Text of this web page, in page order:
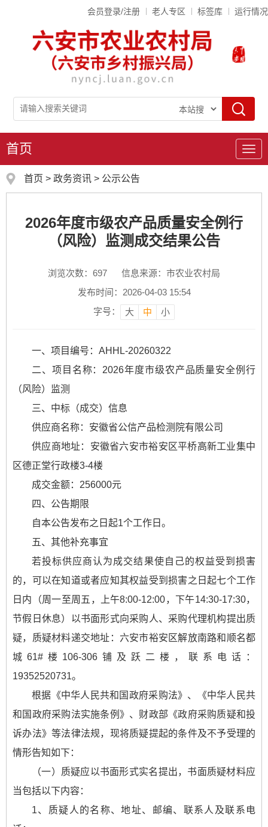
会员登录/注册 老人专区 标签库 运行情况
导
航
首页
首页 > 政务资讯 > 公示公告
2026年度市级农产品质量安全例行
（风险）监测成交结果公告
浏览次数： 697
信息来源：市农业农村局
发布时间：2026-04-03 15:54
字号：
大 中 小
一、项目编号：AHHL-20260322
二、项目名称：2026年度市级农产品质量安全例行
（风险）监测
三、中标（成交）信息
供应商名称：安徽省公信产品检测院有限公司
供应商地址：安徽省六安市裕安区平桥高新工业集中
区德正堂行政楼3-4楼
成交金额：256000元
四、公告期限
自本公告发布之日起1个工作日。
五、其他补充事宜
若投标供应商认为成交结果使自己的权益受到损害
的，可以在知道或者应知其权益受到损害之日起七个工作
日内（周一至周五，上午8:00-12:00，下午14:30-17:30，
节假日休息）以书面形式向采购人、采购代理机构提出质
疑，质疑材料递交地址：六安市裕安区解放南路和顺名都
城61#楼106-306铺及跃二楼，联系电话：
19352520731。
根据《中华人民共和国政府采购法》、《中华人民共
和国政府采购法实施条例》、财政部《政府采购质疑和投
诉办法》等法律法规，现将质疑提起的条件及不予受理的
情形告知如下：
（一）质疑应以书面形式实名提出，书面质疑材料应
当包括以下内容：
1、质疑人的名称、地址、邮编、联系人及联系电